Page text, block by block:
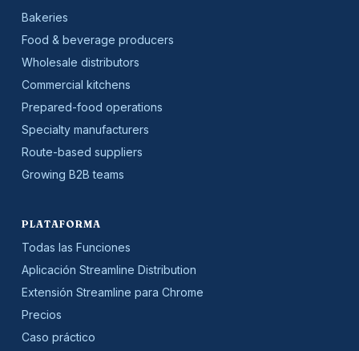
Bakeries
Food & beverage producers
Wholesale distributors
Commercial kitchens
Prepared-food operations
Specialty manufacturers
Route-based suppliers
Growing B2B teams
PLATAFORMA
Todas las Funciones
Aplicación Streamline Distribution
Extensión Streamline para Chrome
Precios
Caso práctico